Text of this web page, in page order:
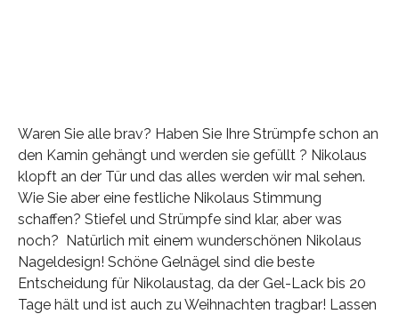
Waren Sie alle brav? Haben Sie Ihre Strümpfe schon an
den Kamin gehängt und werden sie gefüllt ? Nikolaus
klopft an der Tür und das alles werden wir mal sehen.
Wie Sie aber eine festliche Nikolaus Stimmung
schaffen? Stiefel und Strümpfe sind klar, aber was
noch? Natürlich mit einem wunderschönen Nikolaus
Nageldesign! Schöne Gelnägel sind die beste
Entscheidung für Nikolaustag, da der Gel-Lack bis 20
Tage hält und ist auch zu Weihnachten tragbar! Lassen